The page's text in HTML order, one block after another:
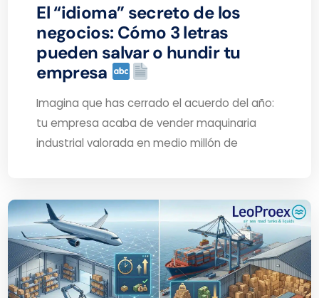
El “idioma” secreto de los
negocios: Cómo 3 letras
pueden salvar o hundir tu
empresa
Imagina que has cerrado el acuerdo del año:
tu empresa acaba de vender maquinaria
industrial valorada en medio millón de